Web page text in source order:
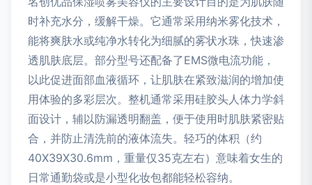
时补充水分，缓解干燥。它通常采用纳米雾化技术，
能将爽肤水或纯净水转化为细腻的雾状水珠，快速渗
透肌肤底层。部分型号还配备了EMS微电流功能，
以此促进面部血液循环，让肌肤在紧致滋润的增加使
用体验的多彩层次。整机通常采用硅胶头人体力学斜
面设计，辅以防漏透明翻盖，便于使用时肌肤紧密贴
合，并防止清洗前的液体流失。轻巧的体积（约
40X39X30.6mm，重量仅35克左右）意味着女生的
日常通勤袋或是小型化妆包都能轻松容纳。